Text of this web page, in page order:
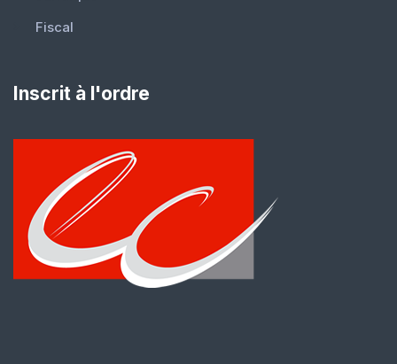
Fiscal
Inscrit à l'ordre